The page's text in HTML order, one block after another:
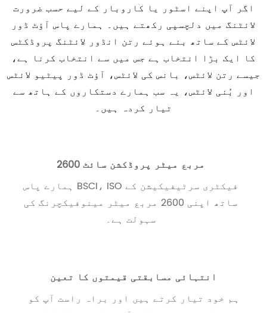
اگر آپ اپنے اسٹور یا کاروبار کے لیے حسب ضرورت
لائٹنگ میں دلچسپی رکھتے ہیں۔ ہمارے پاس آؤٹ ڈور
لائٹس کے ساتھ بنے ہوئے رتن انڈور لائٹنگ پروڈکٹس
کا ایک بڑا انتخاب ہے جس میں سے انتخاب کرنا ہے،
جیسے رتن لائٹس، بانس کی لائٹس، آؤٹ ڈور پیٹیو لائٹس
اور بُنی لائٹس، یہ سب ہمارے دستکاروں کے ہاتھ سے
تیار کردہ ہیں۔
2600 مربع میٹر پروڈکشن سائٹ
ہمارے پاس BSCI، ISO فیکٹری سرٹیفیکیشن کے
ساتھ اپنی 2600 مربع میٹر مینوفیکچرنگ کی
سہولت ہے۔
انتہائی مسابقتی قیمتوں کا تعین
ہم خود تیار کرتے ہیں اور براہ راست آپ کو